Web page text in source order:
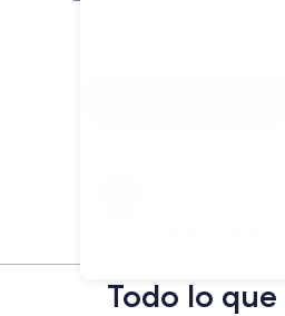
Todo lo